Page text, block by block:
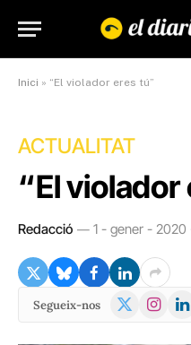
Inici » “El violador eres tú”
ACTUALITAT
“El violador
Redacció 1 - gener - 2020
Segueix-nos
X